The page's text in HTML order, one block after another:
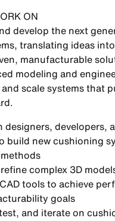
ON
develop the next
translating ideas into
manufacturable
modeling and
scale systems that
designers, developers,
build new cushioning
complex 3D
tools to achieve
goals
and iterate on